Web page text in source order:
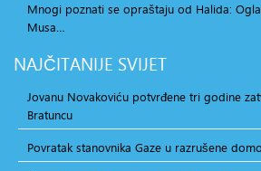
Mnogi poznati se opraštaju od Halida:
Musa…
NAJČITANIJE SVIJET
Jovanu Novakoviću potvrđene tri godine
Bratuncu
Povratak stanovnika Gaze u razrušene